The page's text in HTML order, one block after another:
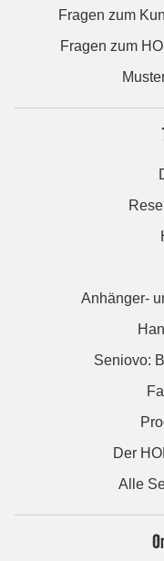
Fragen zum
Fragen zum
Anhänger-
Seniovo:
Der
Alle